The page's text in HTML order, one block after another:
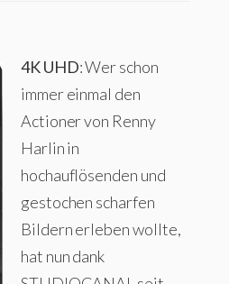
4K UHD: Wer schon
immer einmal den
Actioner von Renny
Harlin in
hochauflösenden und
gestochen scharfen
Bildern erleben wollte,
hat nun dank